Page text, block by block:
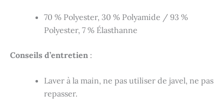
70 % Polyester, 30 % Polyamide / 93 %
Polyester, 7 % Élasthanne
Conseils d’entretien :
Laver à la main, ne pas utiliser de javel, ne pas
repasser.